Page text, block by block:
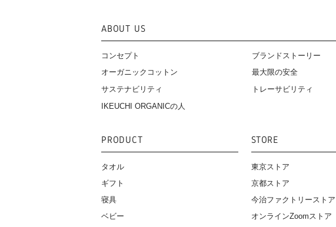
ABOUT US
コンセプト
ブランドストーリー
オーガニックコットン
最大限の安全
サステナビリティ
トレーサビリティ
IKEUCHI ORGANICの人
PRODUCT
タオル
ギフト
寝具
ベビー
STORE
東京ストア
京都ストア
今治ファクトリーストア
オンラインZoomストア